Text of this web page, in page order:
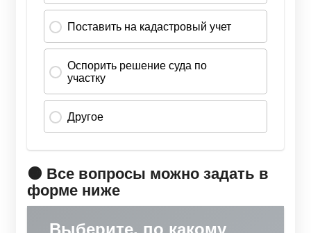
🟠 Все вопросы можно задать в
форме ниже